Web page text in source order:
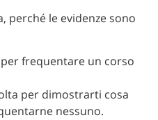
perché le evidenze sono
frequentare un corso
per dimostrarti cosa
nessuno.